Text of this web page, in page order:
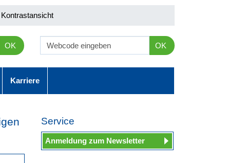
Kontrastansicht
OK OK
Karriere
Service
Anmeldung zum Newsletter